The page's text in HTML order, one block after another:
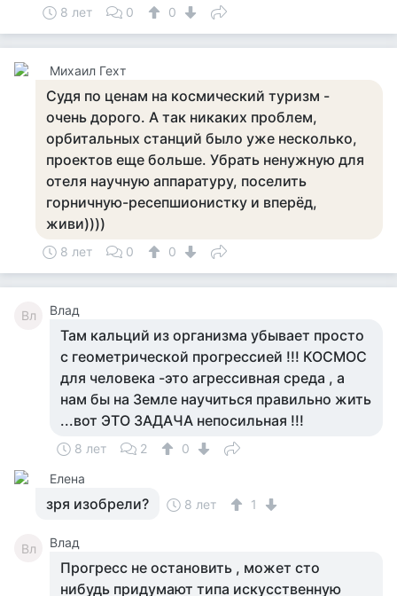
8 лет 0 0
Михаил Гехт
Судя по ценам на космический туризм -
очень дорого. А так никаких проблем,
орбитальных станций было уже несколько,
проектов еще больше. Убрать ненужную для
отеля научную аппаратуру, поселить
горничную-ресепшионистку и вперёд,
живи))))
8 лет 0 0
Вл Влад
Там кальций из организма убывает просто
с геометрической прогрессией !!! КОСМОС
для человека -это агрессивная среда , а
нам бы на Земле научиться правильно жить
...вот ЭТО ЗАДАЧА непосильная !!!
8 лет 2
0
Елена
зря изобрели? 8 лет 1
Вл Влад
Прогресс не остановить , может сто
нибудь придумают типа искусственную